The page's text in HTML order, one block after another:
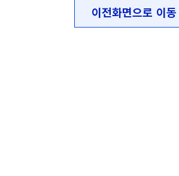
이전화면으로 이동